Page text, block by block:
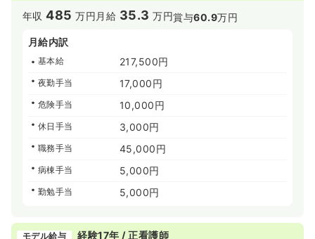
年収485 万円 月給 35.3 万円賞与60.9万円
月給内訳
基本給 217,500円
夜勤手当 17,000円
危険手当 10,000円
休日手当 3,000円
職務手当 45,000円
病棟手当 5,000円
勤勉手当 5,000円
モデル給与 経験17年 / 正看護師